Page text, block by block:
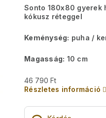
Sonto 180x80 gyerek
kókusz réteggel
Keménység: puha /
Magasság: 10 cm
46 790 Ft
Részletes információ